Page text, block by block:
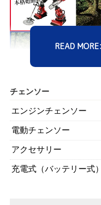
チェンソー
エンジンチェンソー
電動チェンソー
アクセサリー
充電式（バッテリー式